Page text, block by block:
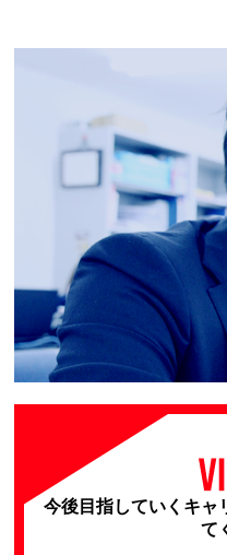
今後目指していくキャ
て